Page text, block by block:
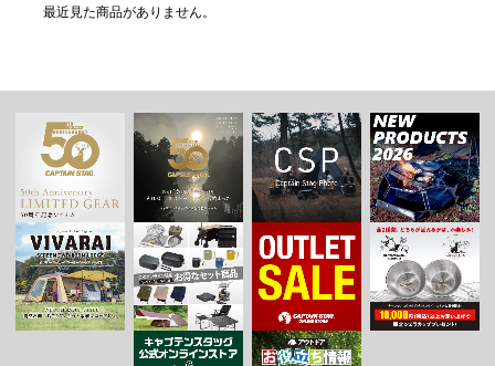
最近見た商品がありません。